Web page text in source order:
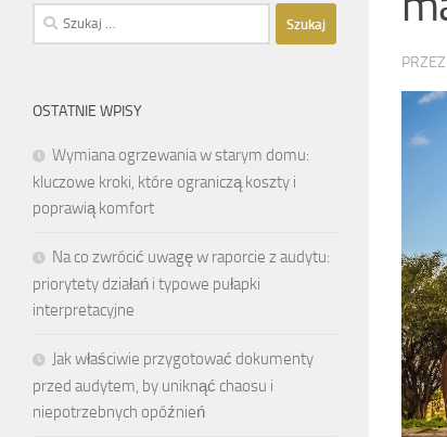
PRZEZ
Szukaj:
OSTATNIE WPISY
Wymiana ogrzewania w starym domu:
kluczowe kroki, które ograniczą koszty i
poprawią komfort
Na co zwrócić uwagę w raporcie z audytu:
priorytety działań i typowe pułapki
interpretacyjne
Jak właściwie przygotować dokumenty
przed audytem, by uniknąć chaosu i
niepotrzebnych opóźnień